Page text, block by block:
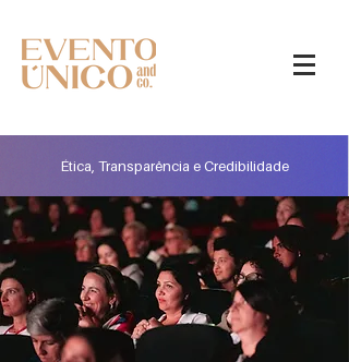
Ética, Transparência e Credibilidade